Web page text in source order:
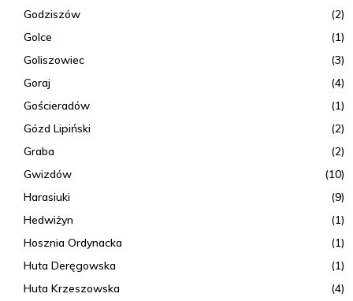
Godziszów
(2)
Golce
(1)
Goliszowiec
(3)
Goraj
(4)
Gościeradów
(1)
Gózd Lipiński
(2)
Graba
(2)
Gwizdów
(10)
Harasiuki
(9)
Hedwiżyn
(1)
Hosznia Ordynacka
(1)
Huta Deręgowska
(1)
Huta Krzeszowska
(4)